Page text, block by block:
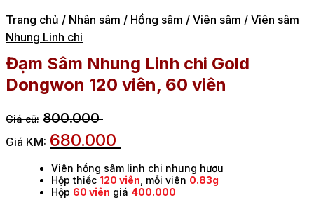
Trang chủ / Nhân sâm / Hồng sâm / Viên sâm / Viên sâm
Nhung Linh chi
Đạm Sâm Nhung Linh chi Gold
Dongwon 120 viên, 60 viên
800.000
680.000
Viên hồng sâm linh chi nhung hươu
Hộp thiếc 120 viên , mỗi viên 0.83g
Hộp 60 viên giá 400.000